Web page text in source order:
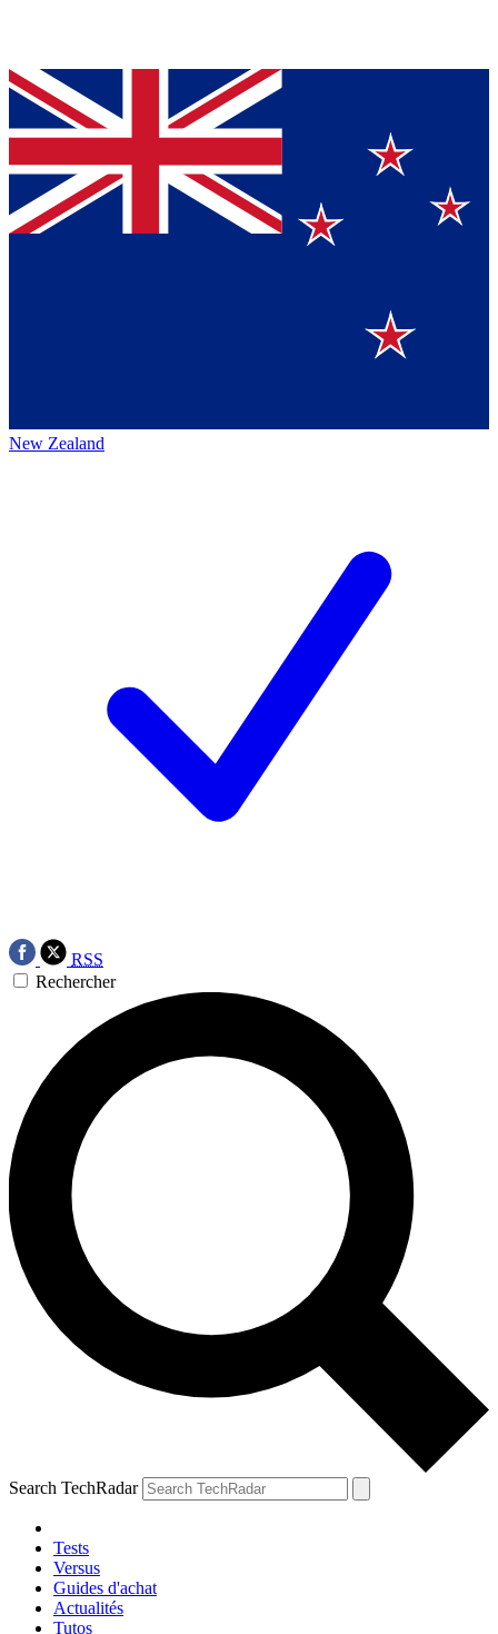
New Zealand
RSS
Rechercher
Search TechRadar
Tests
Versus
Guides d'achat
Actualités
Tutos